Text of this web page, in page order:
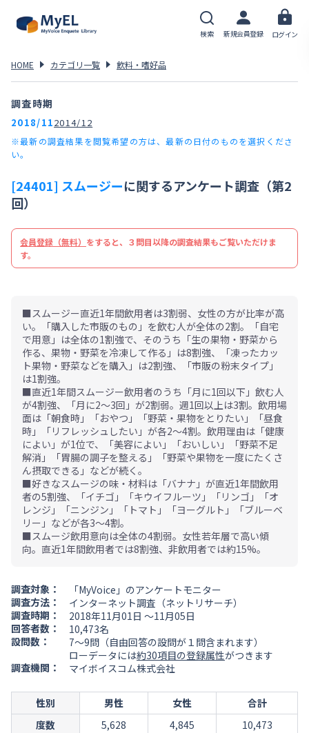
検索 新規会員登録 ログイン
HOME カテゴリ一覧 飲料・嗜好品
調査時期
2018/112014/12
※最新の調査結果を閲覧希望の方は、最新の日付のものを選択くださ
い。
[24401] スムージーに関するアンケート調査（第2
回）
会員登録（無料） をすると、３問目以降の調査結果もご覧いただけま
す。
■スムージー直近1年間飲用者は3割弱、女性の方が比率が高
い。「購入した市販のもの」を飲む人が全体の2割。「自宅
で用意」は全体の1割強で、そのうち「生の果物・野菜から
作る、果物・野菜を冷凍して作る」は8割強、「凍ったカッ
ト果物・野菜などを購入」は2割強、「市販の粉末タイプ」
は1割強。
■直近1年間スムージー飲用者のうち「月に1回以下」飲む人
が4割強、「月に2～3回」が2割弱。週1回以上は3割。飲用場
面は「朝食時」「おやつ」「野菜・果物をとりたい」「昼食
時」「リフレッシュしたい」が各2～4割。飲用理由は「健康
によい」が1位で、「美容によい」「おいしい」「野菜不足
解消」「胃腸の調子を整える」「野菜や果物を一度にたくさ
ん摂取できる」などが続く。
■好きなスムージの味・材料は「バナナ」が直近1年間飲用
者の5割強、「イチゴ」「キウイフルーツ」「リンゴ」「オ
レンジ」「ニンジン」「トマト」「ヨーグルト」「ブルーベ
リー」などが各3～4割。
■スムージ飲用意向は全体の4割弱。女性若年層で高い傾
向。直近1年間飲用者では8割強、非飲用者では約15%。
調査対象：
「MyVoice」のアンケートモニター
調査方法：
インターネット調査（ネットリサーチ）
調査時期：
2018年11月01日 ～11月05日
回答者数：
10,473名
設問数：
7～9問（自由回答の設問が１問含まれます）
ローデータには約30項目の登録属性がつきます
調査機関：
マイボイスコム株式会社
性別 男性 女性
合計
度数
5,628 4,845
10,473